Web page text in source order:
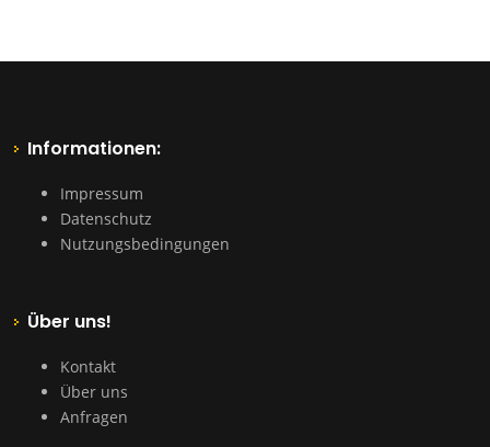
Informationen:
Impressum
Datenschutz
Nutzungsbedingungen
Über uns!
Kontakt
Über uns
Anfragen